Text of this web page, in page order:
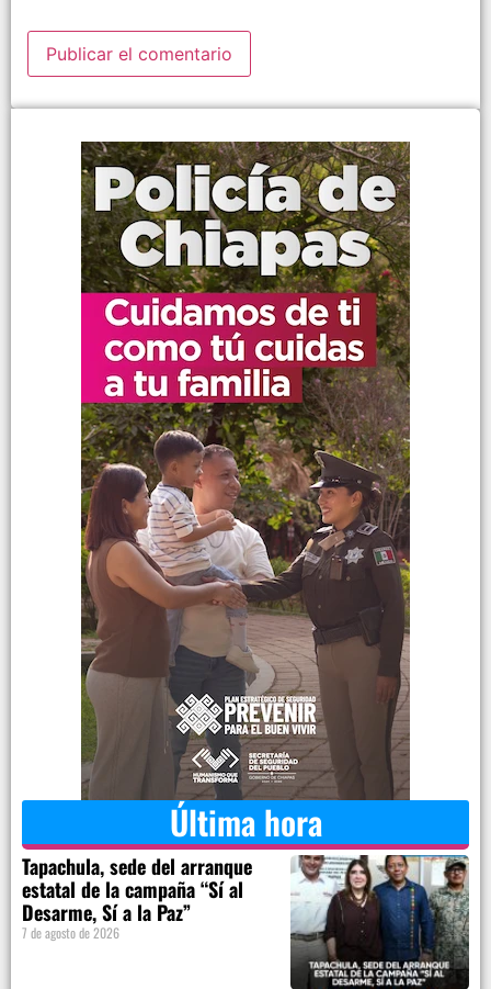
Última hora
Tapachula, sede del arranque
estatal de la campaña “Sí al
Desarme, Sí a la Paz”
7 de agosto de 2026